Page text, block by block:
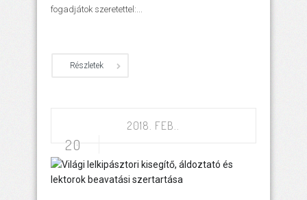
fogadjátok szeretettel:...
Részletek
2018. FEB..
20